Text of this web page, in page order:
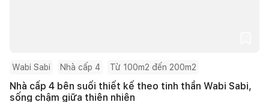
Wabi Sabi Nhà cấp 4 Từ 100m2 đến 200m2
Nhà cấp 4 bên suối thiết kế theo tinh thần Wabi Sabi,
sống chậm giữa thiên nhiên